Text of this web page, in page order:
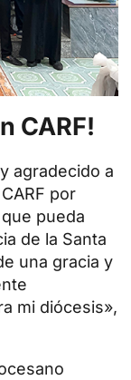
CARF!
agradecido a
por
pueda
de la Santa
una gracia y
mi diócesis»,